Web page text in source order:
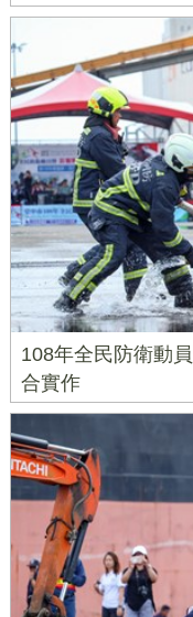
108年全民防衛動
合實作